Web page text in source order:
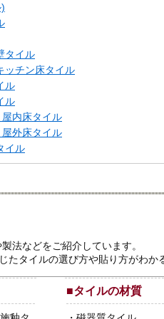
タイル
ッチン床タイル
ル
ル
内床タイル
外床タイル
イル
法などをご紹介しています。
たタイルの選び方や貼り方がわか
■タイルの材質